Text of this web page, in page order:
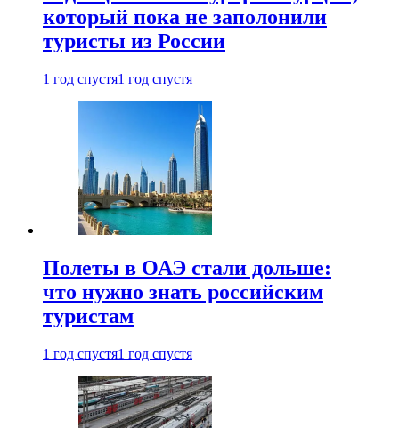
который пока не заполонили
туристы из России
1 год спустя1 год спустя
Полеты в ОАЭ стали дольше:
что нужно знать российским
туристам
1 год спустя1 год спустя